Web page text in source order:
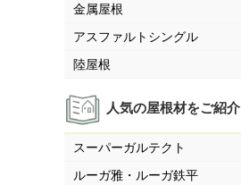
金属屋根
アスファルトシングル
陸屋根
人気の屋根材をご紹介
スーパーガルテクト
ルーガ雅・ルーガ鉄平